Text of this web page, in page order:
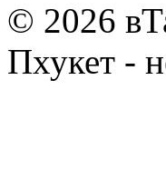
© 2026
Пхукет -